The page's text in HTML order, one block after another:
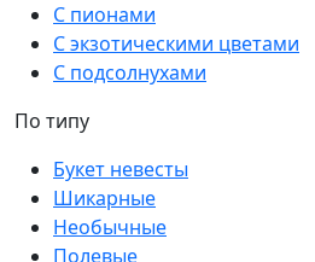
С пионами
С экзотическими цветами
С подсолнухами
По типу
Букет невесты
Шикарные
Необычные
Полевые